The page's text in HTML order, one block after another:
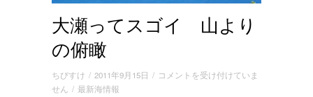
大瀬ってスゴイ 山より
の俯瞰
ちびすけ / 2011年9月15日 / 大
コメントを受け付けていま
せん / 最新海情報